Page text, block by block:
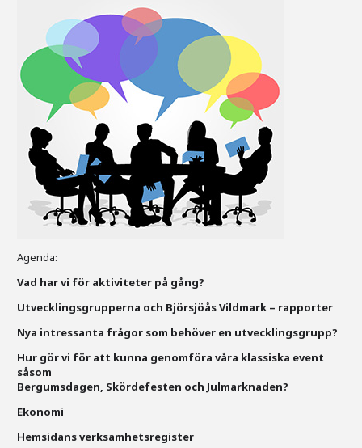
Agenda:
Vad har vi för aktiviteter på gång?
Utvecklingsgrupperna och Björsjöås Vildmark – rapporter
Nya intressanta frågor som behöver en utvecklingsgrupp?
Hur gör vi för att kunna genomföra våra klassiska event
såsom
Bergumsdagen, Skördefesten och Julmarknaden?
Ekonomi
Hemsidans verksamhetsregister